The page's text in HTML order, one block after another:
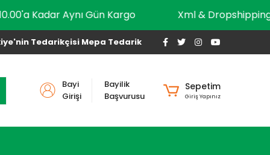
10.00'a Kadar Aynı Gün Kargo Xml &
Tedarikçisi Mepa Tedarik
Bayi
Girişi
Bayilik
Başvurusu
Sepetim
Giriş Yapınız